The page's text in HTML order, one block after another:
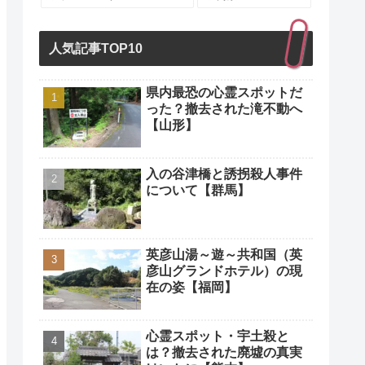
人気記事TOP10
県内最恐の心霊スポットだ
った？撤去された滝不動へ
【山形】
入の谷津橋と誘拐殺人事件
について【群馬】
英彦山湯～遊～共和国（英
彦山グランドホテル）の現
在の姿【福岡】
心霊スポット・宇土殺と
は？撤去された廃墟の真実